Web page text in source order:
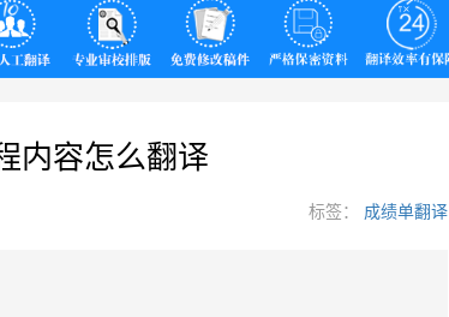
内容怎么翻译
标签： 成绩单翻译